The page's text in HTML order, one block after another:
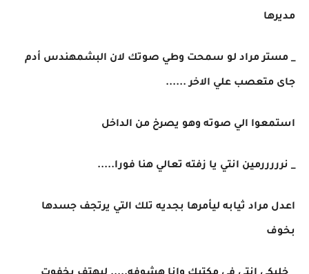
مديرها
_ مستر مراد لو سمحت وطي صوتك لان البشمهندس أدم
جاى متعصب علي الاخر ......
استمعوا الي صوته وهو يصرخ من الداخل
_ نرررررمين انتي يا زفته تعالي هنا فورا.....
اعدل مراد ثيابه ليأمرها بجديه تلك التي يرتجف جسدها
بخوف